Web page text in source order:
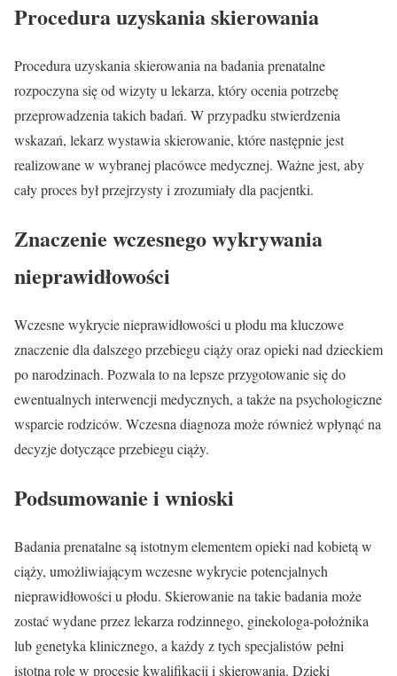
Procedura uzyskania skierowania
Procedura uzyskania skierowania na badania prenatalne
rozpoczyna się od wizyty u lekarza, który ocenia potrzebę
przeprowadzenia takich badań. W przypadku stwierdzenia
wskazań, lekarz wystawia skierowanie, które następnie jest
realizowane w wybranej placówce medycznej. Ważne jest, aby
cały proces był przejrzysty i zrozumiały dla pacjentki.
Znaczenie wczesnego wykrywania
nieprawidłowości
Wczesne wykrycie nieprawidłowości u płodu ma kluczowe
znaczenie dla dalszego przebiegu ciąży oraz opieki nad dzieckiem
po narodzinach. Pozwala to na lepsze przygotowanie się do
ewentualnych interwencji medycznych, a także na psychologiczne
wsparcie rodziców. Wczesna diagnoza może również wpłynąć na
decyzje dotyczące przebiegu ciąży.
Podsumowanie i wnioski
Badania prenatalne są istotnym elementem opieki nad kobietą w
ciąży, umożliwiającym wczesne wykrycie potencjalnych
nieprawidłowości u płodu. Skierowanie na takie badania może
zostać wydane przez lekarza rodzinnego, ginekologa-położnika
lub genetyka klinicznego, a każdy z tych specjalistów pełni
istotną rolę w procesie kwalifikacji i skierowania. Dzięki